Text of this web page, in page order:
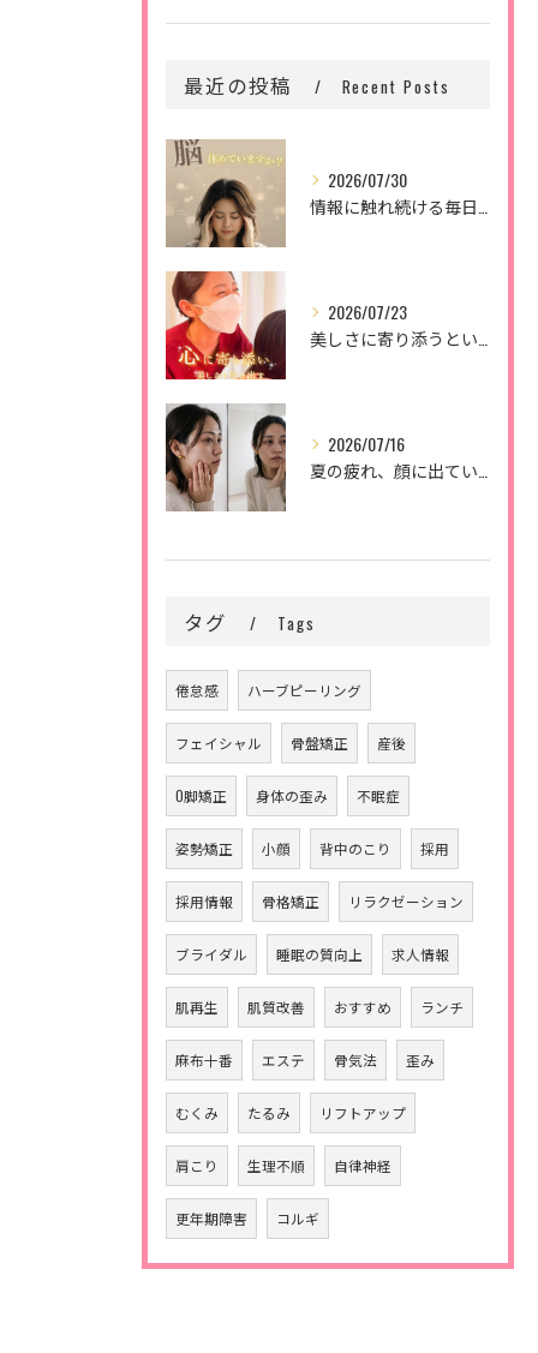
最近の投稿 Recent Posts
2026/07/30
2026/07/23
2026/07/16
タグ Tags
倦怠感 ハーブピーリング
フェイシャル 骨盤矯正 産後
O脚矯正 身体の歪み 不眠症
姿勢矯正 小顔 背中のこり 採用
採用情報 骨格矯正 リラクゼーション
ブライダル 睡眠の質向上 求人情報
肌再生 肌質改善 おすすめ ランチ
麻布十番 エステ 骨気法 歪み
むくみ たるみ リフトアップ
肩こり 生理不順 自律神経
更年期障害 コルギ